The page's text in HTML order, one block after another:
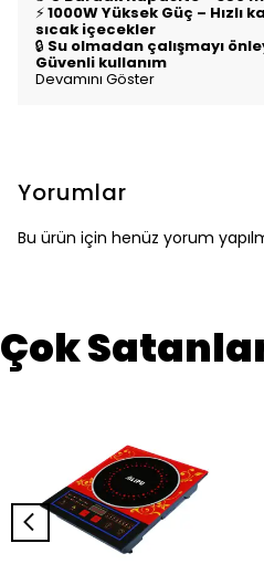
⚡1000W Yüksek Güç –
sıcak içecekler
🔒 Su olmadan çalışmayı
Güvenli kullanım
Devamını Göster
Yorumlar
Bu ürün için henüz yorum
Çok